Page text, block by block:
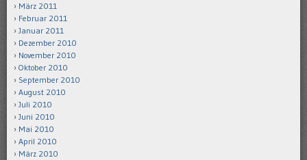
März 2011
Februar 2011
Januar 2011
Dezember 2010
November 2010
Oktober 2010
September 2010
August 2010
Juli 2010
Juni 2010
Mai 2010
April 2010
März 2010